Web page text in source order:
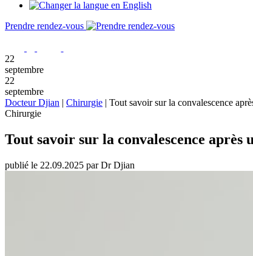
Prendre rendez-vous
22
septembre
22
septembre
Docteur Djian | Chirurgie | Tout savoir sur la convalescence
Chirurgie
Tout savoir sur la convalescence après
publié le 22.09.2025 par Dr Djian